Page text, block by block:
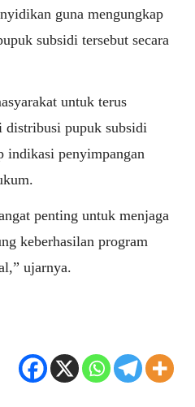
guna mengungkap
subsidi tersebut secara
untuk terus
distribusi pupuk subsidi
indikasi penyimpangan
penting untuk menjaga
keberhasilan program
ujarnya.